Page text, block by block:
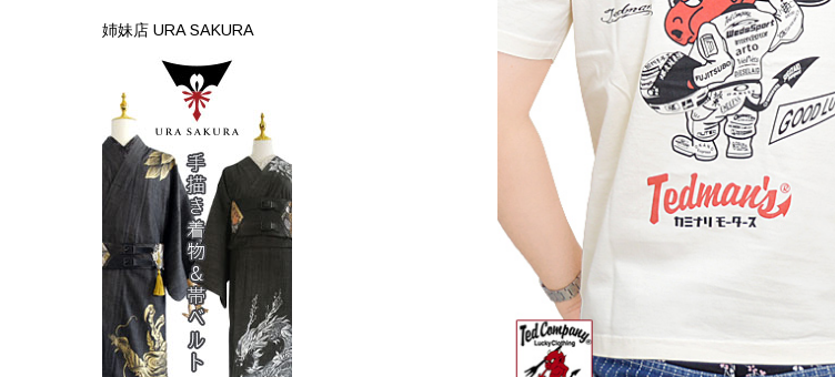
姉妹店 URA SAKURA